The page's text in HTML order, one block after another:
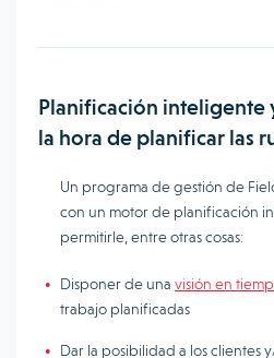
Planificación inteligente
la hora de planificar las
Un programa de gestión de
con un motor de planificación
permitirle, entre otras cosas:
Disponer de una visión en
trabajo planificadas
Dar la posibilidad a los clientes